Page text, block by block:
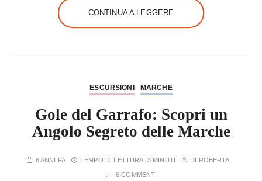
CONTINUA A LEGGERE
ESCURSIONI MARCHE
Gole del Garrafo: Scopri un
Angolo Segreto delle Marche
6 ANNI FA TEMPO DI LETTURA: 3 MINUTI DI ROBERTA
6 COMMENTI